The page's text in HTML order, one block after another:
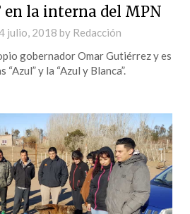
en la interna del MPN
julio, 2018 by Redacción
gobernador Omar Gutiérrez y es
y la “Azul y Blanca”.